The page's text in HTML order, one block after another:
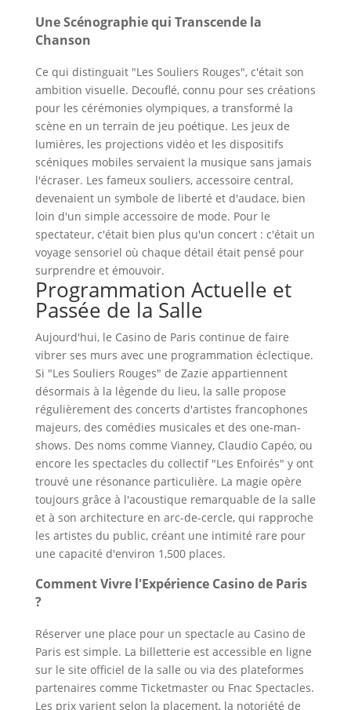
Une Scénographie qui Transcende la
Chanson
Ce qui distinguait "Les Souliers Rouges", c'était son
ambition visuelle. Decouflé, connu pour ses créations
pour les cérémonies olympiques, a transformé la
scène en un terrain de jeu poétique. Les jeux de
lumières, les projections vidéo et les dispositifs
scéniques mobiles servaient la musique sans jamais
l'écraser. Les fameux souliers, accessoire central,
devenaient un symbole de liberté et d'audace, bien
loin d'un simple accessoire de mode. Pour le
spectateur, c'était bien plus qu'un concert : c'était un
voyage sensoriel où chaque détail était pensé pour
surprendre et émouvoir.
Programmation Actuelle et
Passée de la Salle
Aujourd'hui, le Casino de Paris continue de faire
vibrer ses murs avec une programmation éclectique.
Si "Les Souliers Rouges" de Zazie appartiennent
désormais à la légende du lieu, la salle propose
régulièrement des concerts d'artistes francophones
majeurs, des comédies musicales et des one-man-
shows. Des noms comme Vianney, Claudio Capéo, ou
encore les spectacles du collectif "Les Enfoirés" y ont
trouvé une résonance particulière. La magie opère
toujours grâce à l'acoustique remarquable de la salle
et à son architecture en arc-de-cercle, qui rapproche
les artistes du public, créant une intimité rare pour
une capacité d'environ 1,500 places.
Comment Vivre l'Expérience Casino de Paris
?
Réserver une place pour un spectacle au Casino de
Paris est simple. La billetterie est accessible en ligne
sur le site officiel de la salle ou via des plateformes
partenaires comme Ticketmaster ou Fnac Spectacles.
Les prix varient selon la placement, la notoriété de